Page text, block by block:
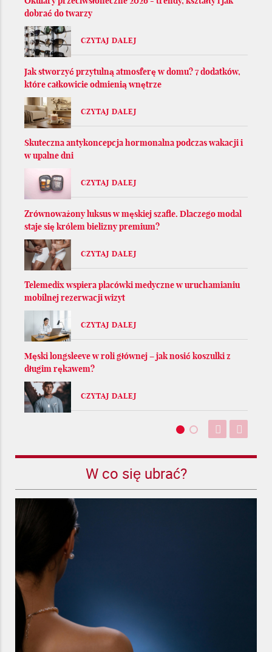
dobrać do twarzy
CZYTAJ DALEJ
Jak stworzyć przytulną atmosferę w domu? 7 dodatków,
które całkowicie odmienią wnętrze
CZYTAJ DALEJ
Skuteczna antykoncepcja hormonalna podczas wakacji i
w upalne dni
CZYTAJ DALEJ
Zrównoważony luksus w męskiej szafie. Dlaczego modal
staje się królem bielizny premium?
CZYTAJ DALEJ
Telemedix wspiera placówki medyczne w uruchamianiu
mobilnej rezerwacji wizyt
CZYTAJ DALEJ
Męski longsleeve w roli głównej – jak nosić koszulki z
długim rękawem?
CZYTAJ DALEJ
W co się ubrać?